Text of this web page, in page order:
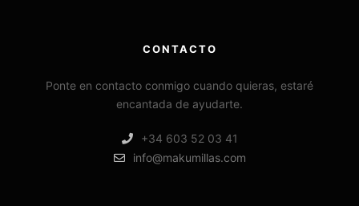
CONTACTO
Ponte en contacto conmigo cuando quieras, estaré
encantada de ayudarte.
+34 603 52 03 41
info@makumillas.com